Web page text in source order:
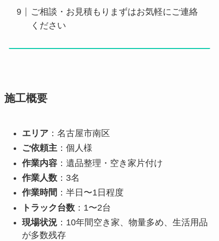
ご相談・お見積もりまずはお気軽にご連絡
ください
施工概要
エリア：名古屋市南区
ご依頼主：個人様
作業内容：遺品整理・空き家片付け
作業人数：3名
作業時間 ：半日〜1日程度
トラック台数：1〜2台
現場状況：10年間空き家、物量多め、生活用品
が多数残存